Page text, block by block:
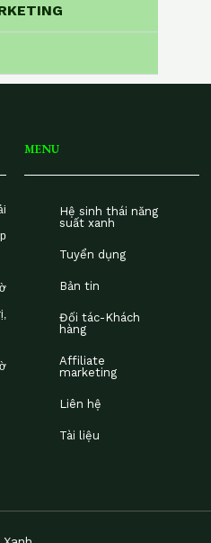
MENU
Hệ sinh thái năng
suất xanh
Tuyển dụng
Bản tin
Đối tác-Khách
hàng
Affiliate
marketing
Liên hệ
Tài liệu